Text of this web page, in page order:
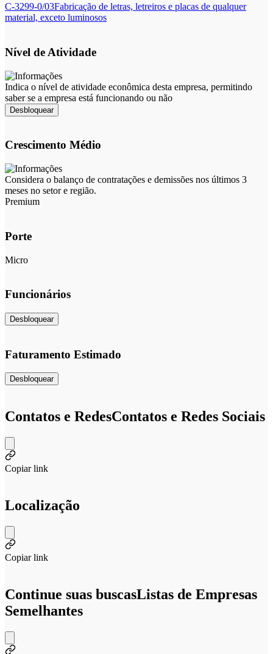
C-3299-0/03Fabricação de letras, letreiros e placas de qualquer
material, exceto luminosos
Nível de Atividade
Indica o nível de atividade econômica desta empresa, permitindo
saber se a empresa está funcionando ou não
Desbloquear
Crescimento Médio
Considera o balanço de contratações e demissões nos últimos 3
meses no setor e região.
Premium
Porte
Micro
Funcionários
Desbloquear
Faturamento Estimado
Desbloquear
Contatos e RedesContatos e Redes Sociais
Copiar link
Localização
Copiar link
Continue suas buscasListas de Empresas
Semelhantes